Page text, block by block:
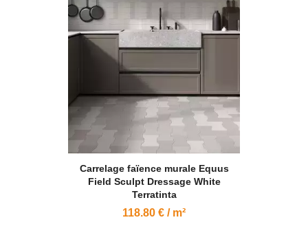
Carrelage faïence murale Equus
Field Sculpt Dressage White
Terratinta
118.80 € / m²